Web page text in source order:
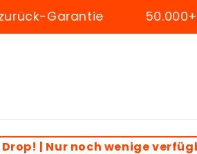
Garantie 50.000+
| Nur noch wenige